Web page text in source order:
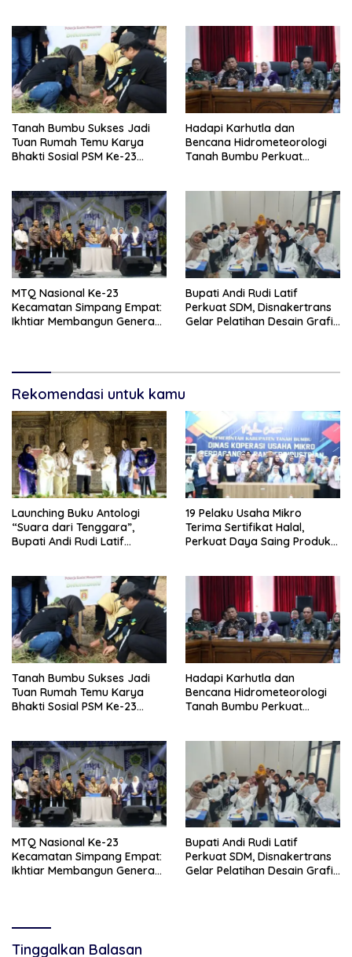
Tanah Bumbu Sukses Jadi
Tuan Rumah Temu Karya
Bhakti Sosial PSM Ke-23
Hadapi Karhutla dan
Bencana Hidrometeorologi
Tanah Bumbu Perkuat
MTQ Nasional Ke-23
Kecamatan Simpang Empat:
Ikhtiar Membangun Generasi
Bupati Andi Rudi Latif
Perkuat SDM, Disnakertrans
Gelar Pelatihan Desain Grafis
Rekomendasi untuk kamu
Launching Buku Antologi
“Suara dari Tenggara”,
Bupati Andi Rudi Latif
19 Pelaku Usaha Mikro
Terima Sertifikat Halal,
Perkuat Daya Saing Produk
Tanah Bumbu Sukses Jadi
Tuan Rumah Temu Karya
Bhakti Sosial PSM Ke-23
Hadapi Karhutla dan
Bencana Hidrometeorologi
Tanah Bumbu Perkuat
MTQ Nasional Ke-23
Kecamatan Simpang Empat:
Ikhtiar Membangun Generasi
Bupati Andi Rudi Latif
Perkuat SDM, Disnakertrans
Gelar Pelatihan Desain Grafis
Tinggalkan Balasan